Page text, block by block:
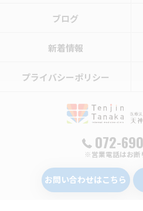
072-
※営業電話はお断
お問い合わせはこちら
ブログ
新着情報
プライバシーポリシー